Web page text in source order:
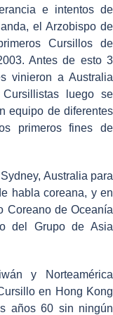
e intentos de
el Arzobispo de
Cursillos de
Antes de esto 3
vinieron a Australia
luego se
equipo de diferentes
primeros fines de
Australia para
habla coreana, y en
Coreano de Oceanía
del Grupo de Asia
y Norteamérica
en Hong Kong
años 60 sin ningún